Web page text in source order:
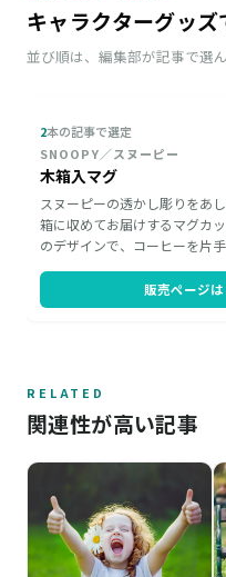
キャラクターグッ
並び順は、編集部が記事で選
2本の記事で選定
SNOOPY／スヌーピー
木箱入マグ
スヌーピーの透かし彫りをあ
箱に収めてお届けするマグカ
のデザインで、コーヒーを片
まま手渡せる仕立ては、誕生
とした贈り物にふさわしい一
販売ページは
RELATED
関連性が高い記事